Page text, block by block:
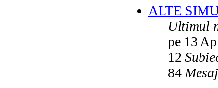
ALTE
Ultimul
pe 13
12
84